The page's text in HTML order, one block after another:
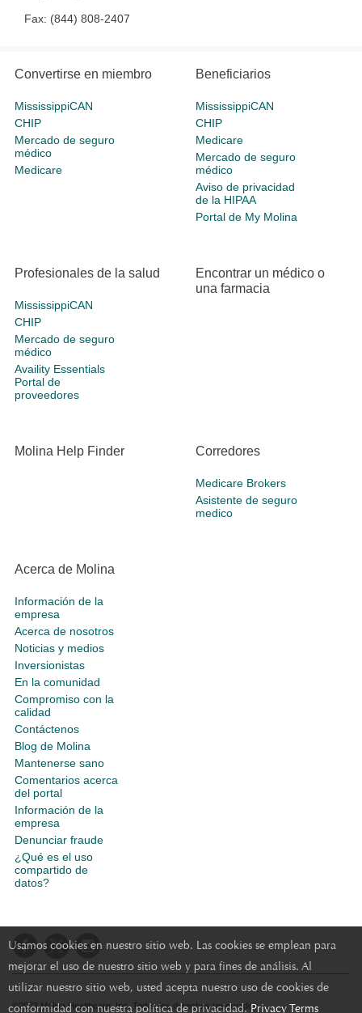
Usamos cookies en nuestro sitio web. Las cookies se emplean para
mejorar el uso de nuestro sitio web y para fines de análisis. Al
utilizar nuestro sitio web, usted acepta nuestro uso de cookies de
conformidad con nuestra política de privacidad.Privacy Terms
Fax: (844) 808-2407
Convertirse en miembro
MississippiCAN
CHIP
Mercado de seguro
médico
Medicare
Beneficiarios
MississippiCAN
CHIP
Medicare
Mercado de seguro
médico
Aviso de privacidad
de la HIPAA
Portal de My Molina
Profesionales de la salud
MississippiCAN
CHIP
Mercado de seguro
médico
Availity Essentials
Portal de
proveedores
Encontrar un médico o
una farmacia
Molina Help Finder Corredores
Medicare Brokers
Asistente de seguro
medico
Acerca de Molina
Información de la
empresa
Acerca de nosotros
Noticias y medios
Inversionistas
En la comunidad
Compromiso con la
calidad
Contáctenos
Blog de Molina
Mantenerse sano
Comentarios acerca
del portal
Información de la
empresa
Denunciar fraude
¿Qué es el uso
compartido de
datos?
©2023 Molina Healthcare, Inc. Todos los derechos reservados.